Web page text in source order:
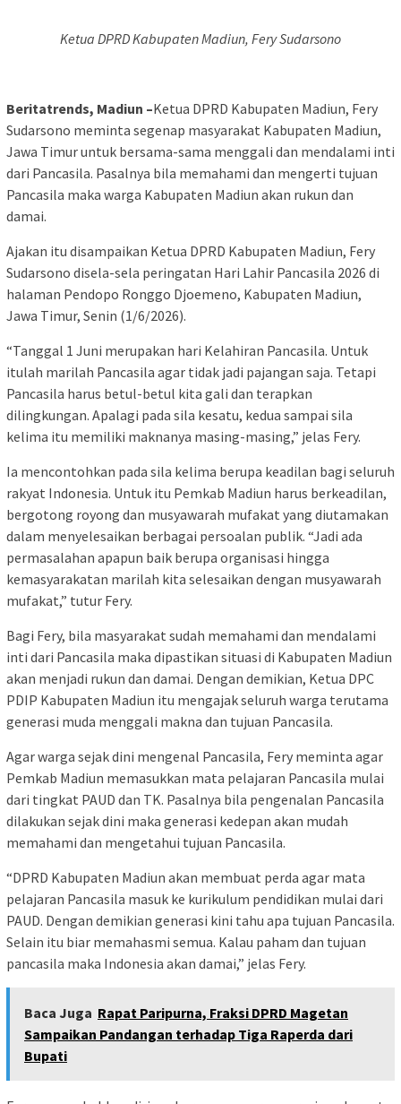
Ketua DPRD Kabupaten Madiun, Fery Sudarsono
Beritatrends, Madiun –Ketua DPRD Kabupaten Madiun, Fery
Sudarsono meminta segenap masyarakat Kabupaten Madiun,
Jawa Timur untuk bersama-sama menggali dan mendalami inti
dari Pancasila. Pasalnya bila memahami dan mengerti tujuan
Pancasila maka warga Kabupaten Madiun akan rukun dan
damai.
Ajakan itu disampaikan Ketua DPRD Kabupaten Madiun, Fery
Sudarsono disela-sela peringatan Hari Lahir Pancasila 2026 di
halaman Pendopo Ronggo Djoemeno, Kabupaten Madiun,
Jawa Timur, Senin (1/6/2026).
“Tanggal 1 Juni merupakan hari Kelahiran Pancasila. Untuk
itulah marilah Pancasila agar tidak jadi pajangan saja. Tetapi
Pancasila harus betul-betul kita gali dan terapkan
dilingkungan. Apalagi pada sila kesatu, kedua sampai sila
kelima itu memiliki maknanya masing-masing,” jelas Fery.
Ia mencontohkan pada sila kelima berupa keadilan bagi seluruh
rakyat Indonesia. Untuk itu Pemkab Madiun harus berkeadilan,
bergotong royong dan musyawarah mufakat yang diutamakan
dalam menyelesaikan berbagai persoalan publik. “Jadi ada
permasalahan apapun baik berupa organisasi hingga
kemasyarakatan marilah kita selesaikan dengan musyawarah
mufakat,” tutur Fery.
Bagi Fery, bila masyarakat sudah memahami dan mendalami
inti dari Pancasila maka dipastikan situasi di Kabupaten Madiun
akan menjadi rukun dan damai. Dengan demikian, Ketua DPC
PDIP Kabupaten Madiun itu mengajak seluruh warga terutama
generasi muda menggali makna dan tujuan Pancasila.
Agar warga sejak dini mengenal Pancasila, Fery meminta agar
Pemkab Madiun memasukkan mata pelajaran Pancasila mulai
dari tingkat PAUD dan TK. Pasalnya bila pengenalan Pancasila
dilakukan sejak dini maka generasi kedepan akan mudah
memahami dan mengetahui tujuan Pancasila.
“DPRD Kabupaten Madiun akan membuat perda agar mata
pelajaran Pancasila masuk ke kurikulum pendidikan mulai dari
PAUD. Dengan demikian generasi kini tahu apa tujuan Pancasila.
Selain itu biar memahasmi semua. Kalau paham dan tujuan
pancasila maka Indonesia akan damai,” jelas Fery.
Baca Juga Rapat Paripurna, Fraksi DPRD Magetan
Sampaikan Pandangan terhadap Tiga Raperda dari
Bupati